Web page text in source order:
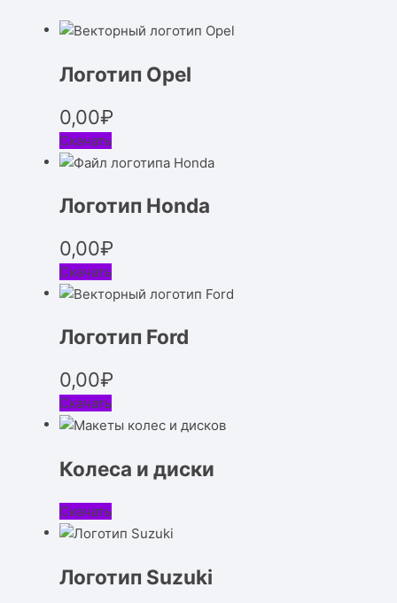
Логотип Opel
0,00₽
Скачать
Логотип Honda
0,00₽
Скачать
Логотип Ford
0,00₽
Скачать
Колеса и диски
Скачать
Логотип Suzuki